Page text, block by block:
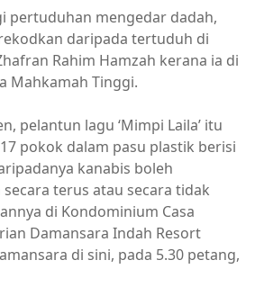
pertuduhan mengedar dadah,
daripada tertuduh di
Rahim Hamzah kerana ia di
Mahkamah Tinggi.
pelantun lagu ‘Mimpi Laila’ itu
pokok dalam pasu plastik berisi
kanabis boleh
terus atau secara tidak
di Kondominium Casa
Damansara Indah Resort
di sini, pada 5.30 petang,